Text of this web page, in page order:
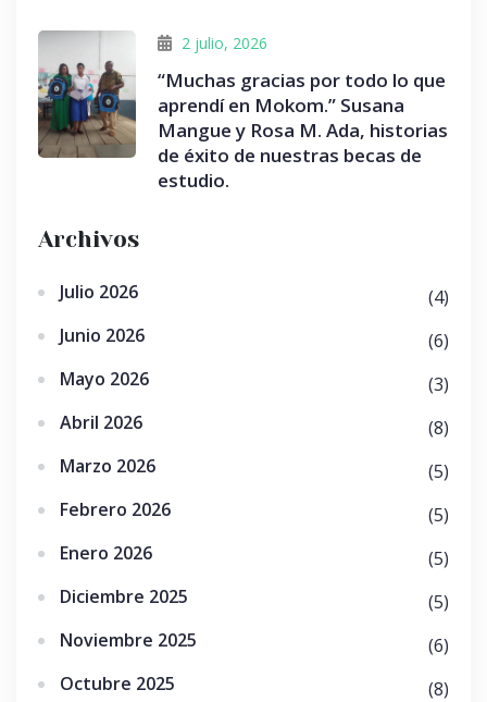
2 julio, 2026
“Muchas gracias por todo lo que
aprendí en Mokom.” Susana
Mangue y Rosa M. Ada, historias
de éxito de nuestras becas de
estudio.
Archivos
Julio 2026
(4)
Junio 2026
(6)
Mayo 2026
(3)
Abril 2026
(8)
Marzo 2026
(5)
Febrero 2026
(5)
Enero 2026
(5)
Diciembre 2025
(5)
Noviembre 2025
(6)
Octubre 2025
(8)